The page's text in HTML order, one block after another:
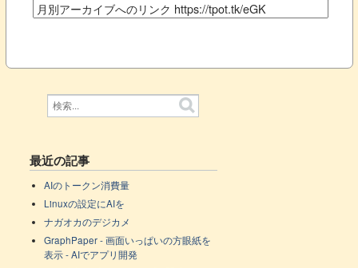
最近の記事
AIのトークン消費量
Linuxの設定にAIを
ナガオカのデジカメ
GraphPaper - 画面いっぱいの方眼紙を
表示 - AIでアプリ開発